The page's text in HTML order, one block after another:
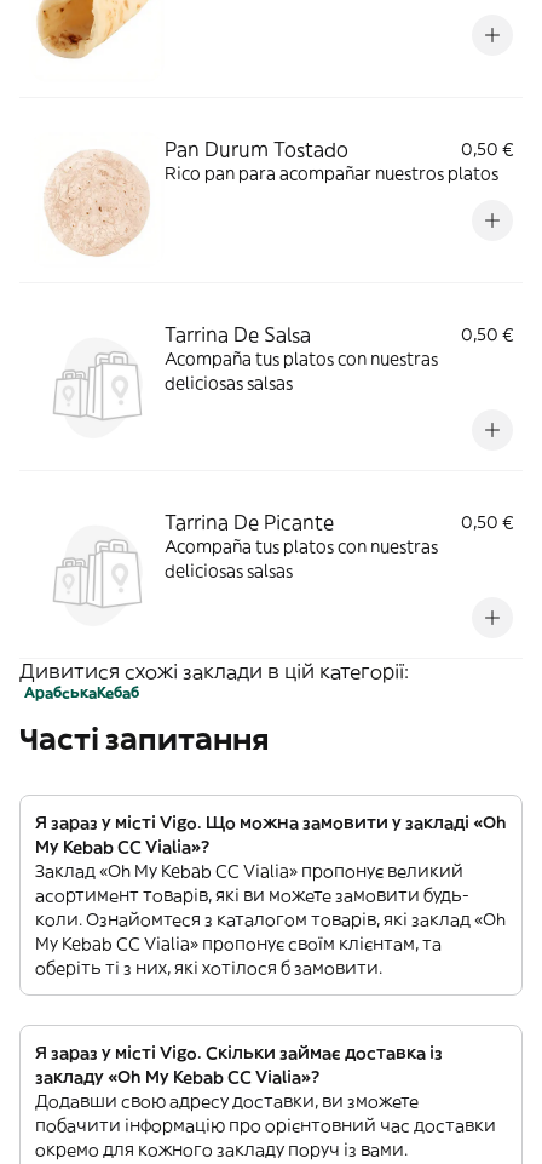
Pan Durum Tostado
0,50 €
Rico pan para acompañar nuestros platos
Tarrina De Salsa
0,50 €
Acompaña tus platos con nuestras
deliciosas salsas
Tarrina De Picante
0,50 €
Acompaña tus platos con nuestras
deliciosas salsas
Дивитися схожі заклади в цій категорії:
АрабськаКебаб
Часті запитання
Я зараз у місті Vigo. Що можна замовити у закладі «Oh
My Kebab CC Vialia»?
Заклад «Oh My Kebab CC Vialia» пропонує великий
асортимент товарів, які ви можете замовити будь-
коли. Ознайомтеся з каталогом товарів, які заклад «Oh
My Kebab CC Vialia» пропонує своїм клієнтам, та
оберіть ті з них, які хотілося б замовити.
Я зараз у місті Vigo. Скільки займає доставка із
закладу «Oh My Kebab CC Vialia»?
Додавши свою адресу доставки, ви зможете
побачити інформацію про орієнтовний час доставки
окремо для кожного закладу поруч із вами.